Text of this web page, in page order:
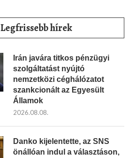
Legfrissebb hírek
Irán javára titkos pénzügyi
szolgáltatást nyújtó
nemzetközi céghálózatot
szankcionált az Egyesült
Államok
2026.08.08.
Danko kijelentette, az SNS
önállóan indul a választáson,